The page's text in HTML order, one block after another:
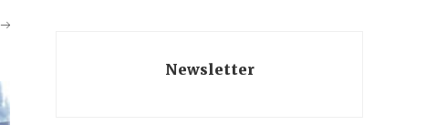
Newsletter